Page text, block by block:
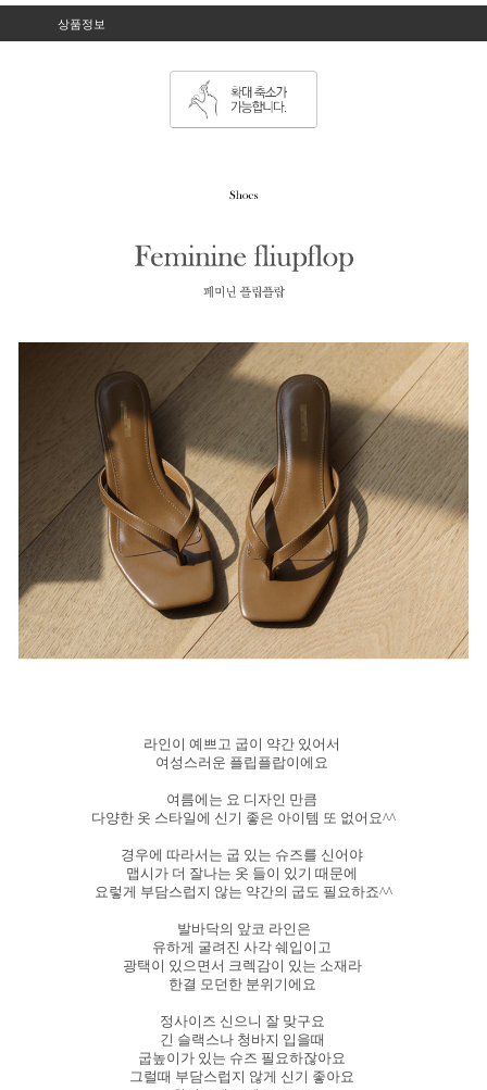
상품정보
라인이 예쁘고 굽이 약간 있어서
여성스러운 플립플랍이에요
여름에는 요 디자인 만큼
다양한 옷 스타일에 신기 좋은 아이템 또 없어요^^
경우에 따라서는 굽 있는 슈즈를 신어야
맵시가 더 잘나는 옷 들이 있기 때문에
요렇게 부담스럽지 않는 약간의 굽도 필요하죠^^
발바닥의 앞코 라인은
유하게 굴려진 사각 쉐입이고
광택이 있으면서 크렉감이 있는 소재라
한결 모던한 분위기에요
정사이즈 신으니 잘 맞구요
긴 슬랙스나 청바지 입을때
굽높이가 있는 슈즈 필요하잖아요
그럴때 부담스럽지 않게 신기 좋아요